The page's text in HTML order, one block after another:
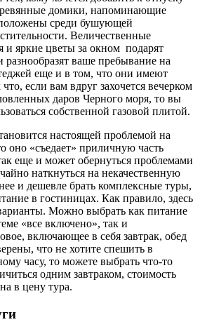
домики, напоминающие
среди бушующей
Величественные
и яркие цветы за окном подарят
ваше пребывание на
еще и в том, что они имеют
если вам вдруг захочется вечерком
даров Черного моря, то вы
собственной газовой плитой.
настоящей проблемой на
оно «съедает» приличную часть
еще и может обернуться проблемами
наткнуться на некачественную
и дешевле брать комплексные туры,
в гостиницах. Как правило, здесь
Можно выбрать как питание
«все включено», так и
включающее в себя завтрак, обед
что не хотите спешить в
часу, то можете выбрать что-то
одним завтраком, стоимость
в цену тура.